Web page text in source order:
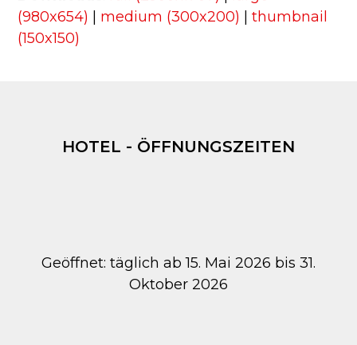
(980x654)
medium (300x200) |thumbnail
(150x150)
HOTEL - ÖFFNUNGSZEITEN
Geöffnet: täglich ab 15. Mai 2026 bis 31.
Oktober 2026